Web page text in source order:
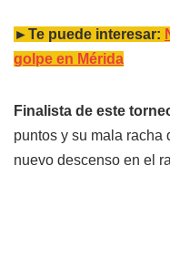
►Te puede interesar:
golpe en Mérida
Finalista de este
puntos y su mala racha
nuevo descenso en el